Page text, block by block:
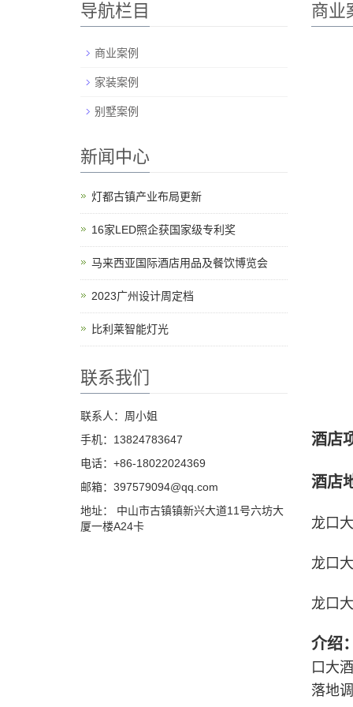
商业
酒店
酒店
龙口
龙口
龙口
介绍
口大
落地
导航栏目
商业案例
家装案例
别墅案例
新闻中心
灯都古镇产业布局更新
16家LED照企获国家级专利奖
马来西亚国际酒店用品及餐饮博览会
2023广州设计周定档
比利莱智能灯光
联系我们
联系人：周小姐
手机：13824783647
电话：+86-18022024369
邮箱：397579094@qq.com
地址： 中山市古镇镇新兴大道11号六坊大
厦一楼A24卡